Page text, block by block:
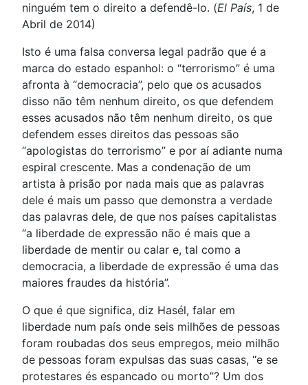
ninguém tem o direito a defendê-lo. (El País, 1 de
Abril de 2014)
Isto é uma falsa conversa legal padrão que é a
marca do estado espanhol: o “terrorismo” é uma
afronta à “democracia”, pelo que os acusados
disso não têm nenhum direito, os que defendem
esses acusados não têm nenhum direito, os que
defendem esses direitos das pessoas são
“apologistas do terrorismo” e por aí adiante numa
espiral crescente. Mas a condenação de um
artista à prisão por nada mais que as palavras
dele é mais um passo que demonstra a verdade
das palavras dele, de que nos países capitalistas
“a liberdade de expressão não é mais que a
liberdade de mentir ou calar e, tal como a
democracia, a liberdade de expressão é uma das
maiores fraudes da história”.
O que é que significa, diz Hasél, falar em
liberdade num país onde seis milhões de pessoas
foram roubadas dos seus empregos, meio milhão
de pessoas foram expulsas das suas casas, “e se
protestares és espancado ou morto”? Um dos